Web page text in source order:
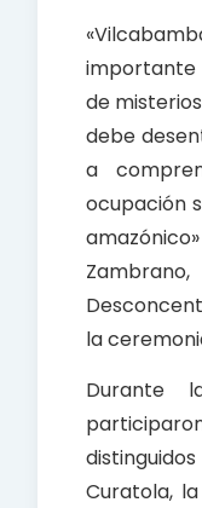
importante
de
debe
a
ocupación
la
Durante
Curatola,